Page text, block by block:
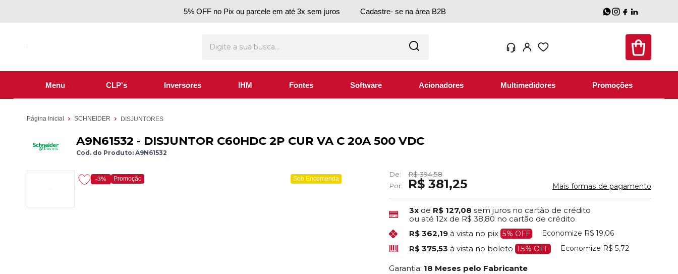
5% OFF no Pix ou parcele em até 3x sem juros Cadastre- se na área B2B
Menu CLP's Inversores IHM Fontes Software Acionadores Multimedidores Promoções
Página Inicial SCHNEIDER DISJUNTORES
A9N61532 - DISJUNTOR C60HDC 2P CUR VA C 20A 500 VDC
Cod. do Produto: A9N61532
-3% Promoção Sob Encomenda
De:
R$ 394,58
Por:
R$ 381,25 Mais formas de pagamento
3x de R$ 127,08 sem juros no cartão de crédito
ou até12x de R$ 38,80 no cartão de crédito
R$ 362,19 à vista no pix 5% OFF Economize R$ 19,06
R$ 375,53 à vista no boleto 1.5% OFF Economize R$ 5,72
Garantia: 18 Meses pelo Fabricante